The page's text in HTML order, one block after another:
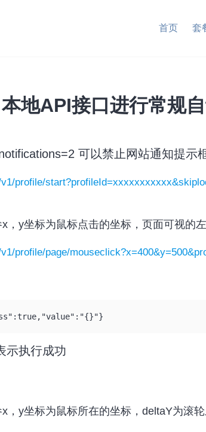
首页 套
本地API接口进行常规
可以禁止网站通知提示框
profile/
，y坐标为鼠标点击的坐标，页面可视的
profile/page/
示执行成功
，y坐标为鼠标所在的坐标，deltaY为滚